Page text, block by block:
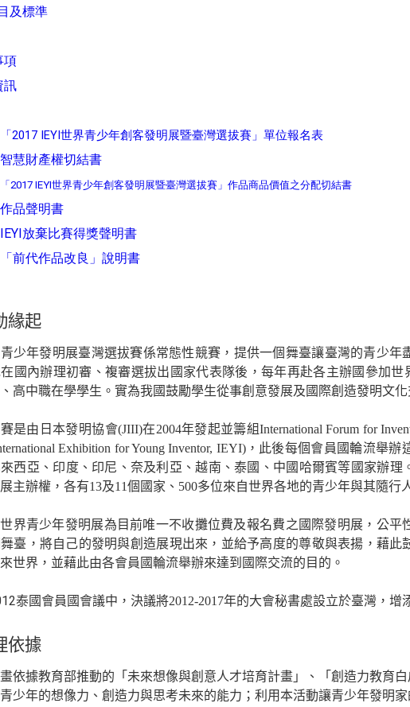
及標準
項
訊
「 2017 IEYI世界青少年創客發明展暨臺灣選拔賽」單位報名表
慧財產權切結書
「 2017 IEYI世界青少年創客發明展暨臺灣選拔賽」作品商品價值之分配切結書
品聲明書
IEYI放棄比賽得獎聲明書
前代作品改良」說明書
緣起
少年發明展臺灣選拔賽係常態性競賽，提供一個舞臺讓臺灣的青少年
國內辦理初審、複審選拔出國家代表隊後，每年再赴各主辦國參加
高中職在學學生。實為我國鼓勵學生從事創意發展及國際創造發明文化
是由日本發明協會(JIII)在2004年發起並籌組International Forum for
Exhibition for Young Inventor, IEYI)，此後每個會員國輪流舉辦
西亞、印度、印尼、奈及利亞、越南、泰國、中國哈爾賓等國家辦理
主辦權，各有13及11個國家、 500多位來自世界各地的青少年與其隨行
世界青少年發明展為目前唯一不收攤位費及報名費之國際發明展，公平
臺，將自己的發明與創造展現出來，並給予高度的尊敬與表揚，藉此
世界，並藉此由各會員國輪流舉辦來達到國際交流的目的。
泰國會員國會議中，決議將2012-2017年的大會秘書處設立於臺灣，增
依據
依據教育部推動的「未來想像與創意人才培育計畫」、「創造力教育
少年的想像力、創造力與思考未來的能力；利用本活動讓青少年發明